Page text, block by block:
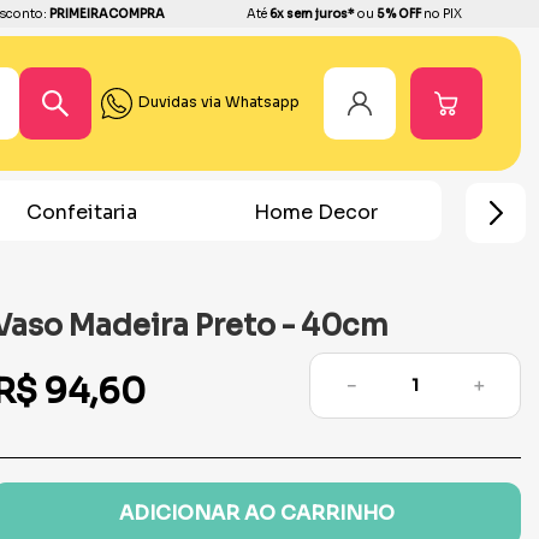
PRIMEIRACOMPRA Até6x sem juros*ou 5% OFFno PIX
Duvidas via Whatsapp
Home Decor Chá Revelação
Madeira Preto - 40cm
94,60 ＋
－
ADICIONAR AO CARRINHO